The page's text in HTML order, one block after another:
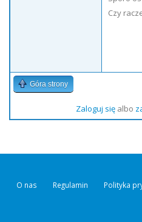
Czy
Góra strony
Zaloguj sięalbo
O nas Regulamin Polityka